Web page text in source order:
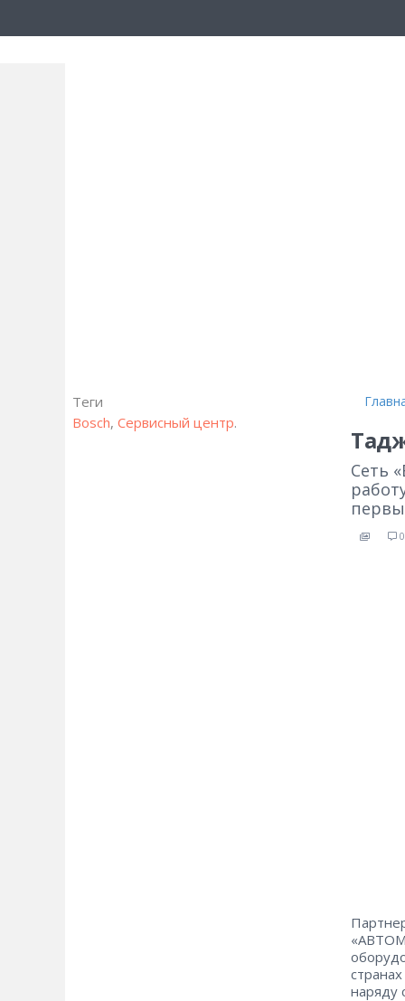
Теги
Bosch, Сервисный центр.
Сеть
0
наряду